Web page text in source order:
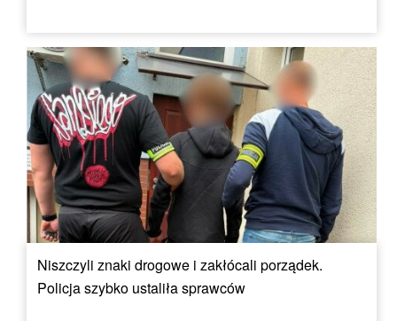
Niszczyli znaki drogowe i zakłócali porządek.
Policja szybko ustaliła sprawców